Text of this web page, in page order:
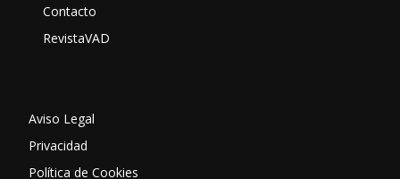
Contacto
RevistaVAD
Aviso Legal
Privacidad
Política de Cookies